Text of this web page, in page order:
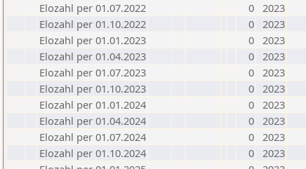
Elozahl per 01.07.2022
0 2023
Elozahl per 01.10.2022
0 2023
Elozahl per 01.01.2023
0 2023
Elozahl per 01.04.2023
0 2023
Elozahl per 01.07.2023
0 2023
Elozahl per 01.10.2023
0 2023
Elozahl per 01.01.2024
0 2023
Elozahl per 01.04.2024
0 2023
Elozahl per 01.07.2024
0 2023
Elozahl per 01.10.2024
0 2023